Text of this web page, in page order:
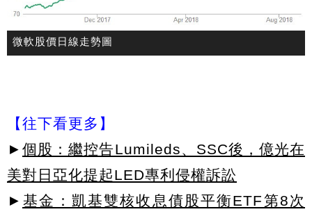
微軟股價日線走勢圖
【往下看更多】
► 個股：繼控告Lumileds、SSC後，億光在
美對日亞化提起LED專利侵權訴訟
► 基金：凱基雙核收息債股平衡ETF第8次